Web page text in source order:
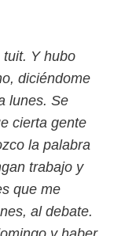
Y hubo
diciéndome
lunes. Se
cierta gente
la palabra
trabajo y
que me
al debate.